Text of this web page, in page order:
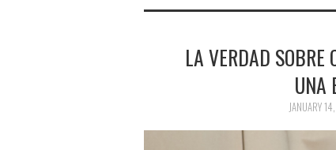
LA VERDAD SOBRE
UNA
JANUARY